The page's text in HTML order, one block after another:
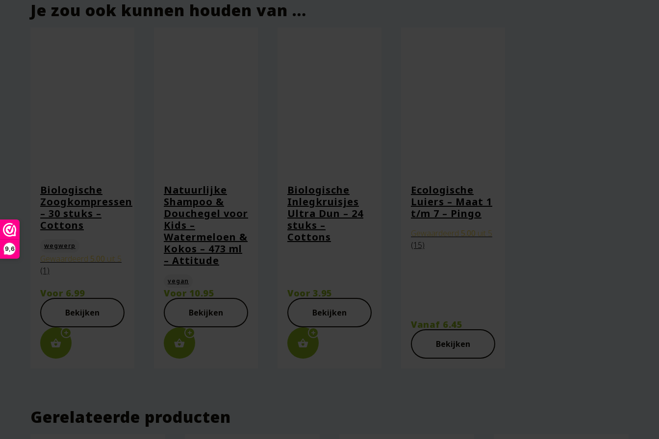
9,6
Mijn naam, e-mail en site opslaan in deze browser voor de volgende keer wanneer ik een reactie plaats.
Je zou ook kunnen houden van …
Biologische
Zoogkompressen
– 30 stuks –
Cottons
wegwerp
Gewaardeerd 5.00 uit 5
(1)
Voor 6.99
Bekijken
Natuurlijke
Shampoo &
Douchegel voor
Kids –
Watermeloen &
Kokos – 473 ml
– Attitude
vegan
Voor 10.95
Bekijken
Biologische
Inlegkruisjes
Ultra Dun – 24
stuks –
Cottons
Voor 3.95
Bekijken
Ecologische
Luiers – Maat 1
t/m 7 – Pingo
Gewaardeerd 5.00 uit 5
(15)
Vanaf 6.45
Bekijken
Gerelateerde producten